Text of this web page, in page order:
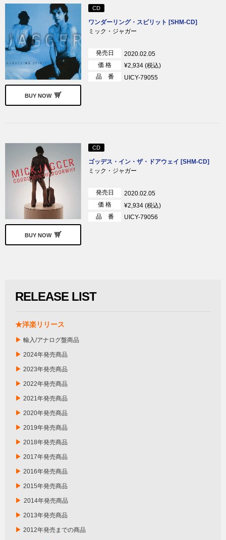
BUY NOW
CD
ワンダーリング・スピリット [SHM-CD]
ミック・ジャガー
発売日
2020.02.05
価 格
¥2,934 (税込)
品 番
UICY-79055
BUY NOW
CD
ゴッデス・イン・ザ・ドアウェイ [SHM-CD]
ミック・ジャガー
発売日
2020.02.05
価 格
¥2,934 (税込)
品 番
UICY-79056
RELEASE LIST
★洋楽リリース
▶ 輸入/アナログ盤商品
▶ 2024年発売商品
▶ 2023年発売商品
▶ 2022年発売商品
▶ 2021年発売商品
▶ 2020年発売商品
▶ 2019年発売商品
▶ 2018年発売商品
▶ 2017年発売商品
▶ 2016年発売商品
▶ 2015年発売商品
▶ 2014年発売商品
▶ 2013年発売商品
▶ 2012年発売までの商品